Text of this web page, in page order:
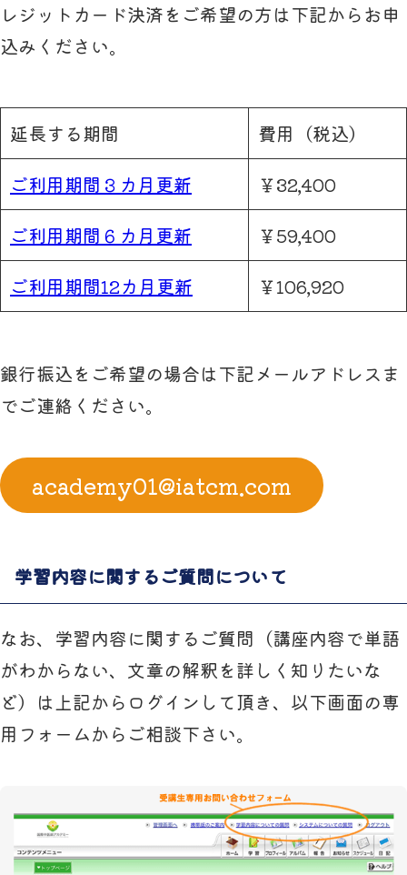
レジットカード決済をご希望の方は下記からお申
込みください。
延長する期間
費用（税込）
ご利用期間３カ月更新
￥32,400
ご利用期間６カ月更新
￥59,400
ご利用期間12カ月更新
￥106,920
銀行振込をご希望の場合は下記メールアドレスま
でご連絡ください。
academy01@iatcm.com
学習内容に関するご質問について
なお、学習内容に関するご質問（講座内容で単語
がわからない、文章の解釈を詳しく知りたいな
ど）は上記からログインして頂き、以下画面の専
用フォームからご相談下さい。